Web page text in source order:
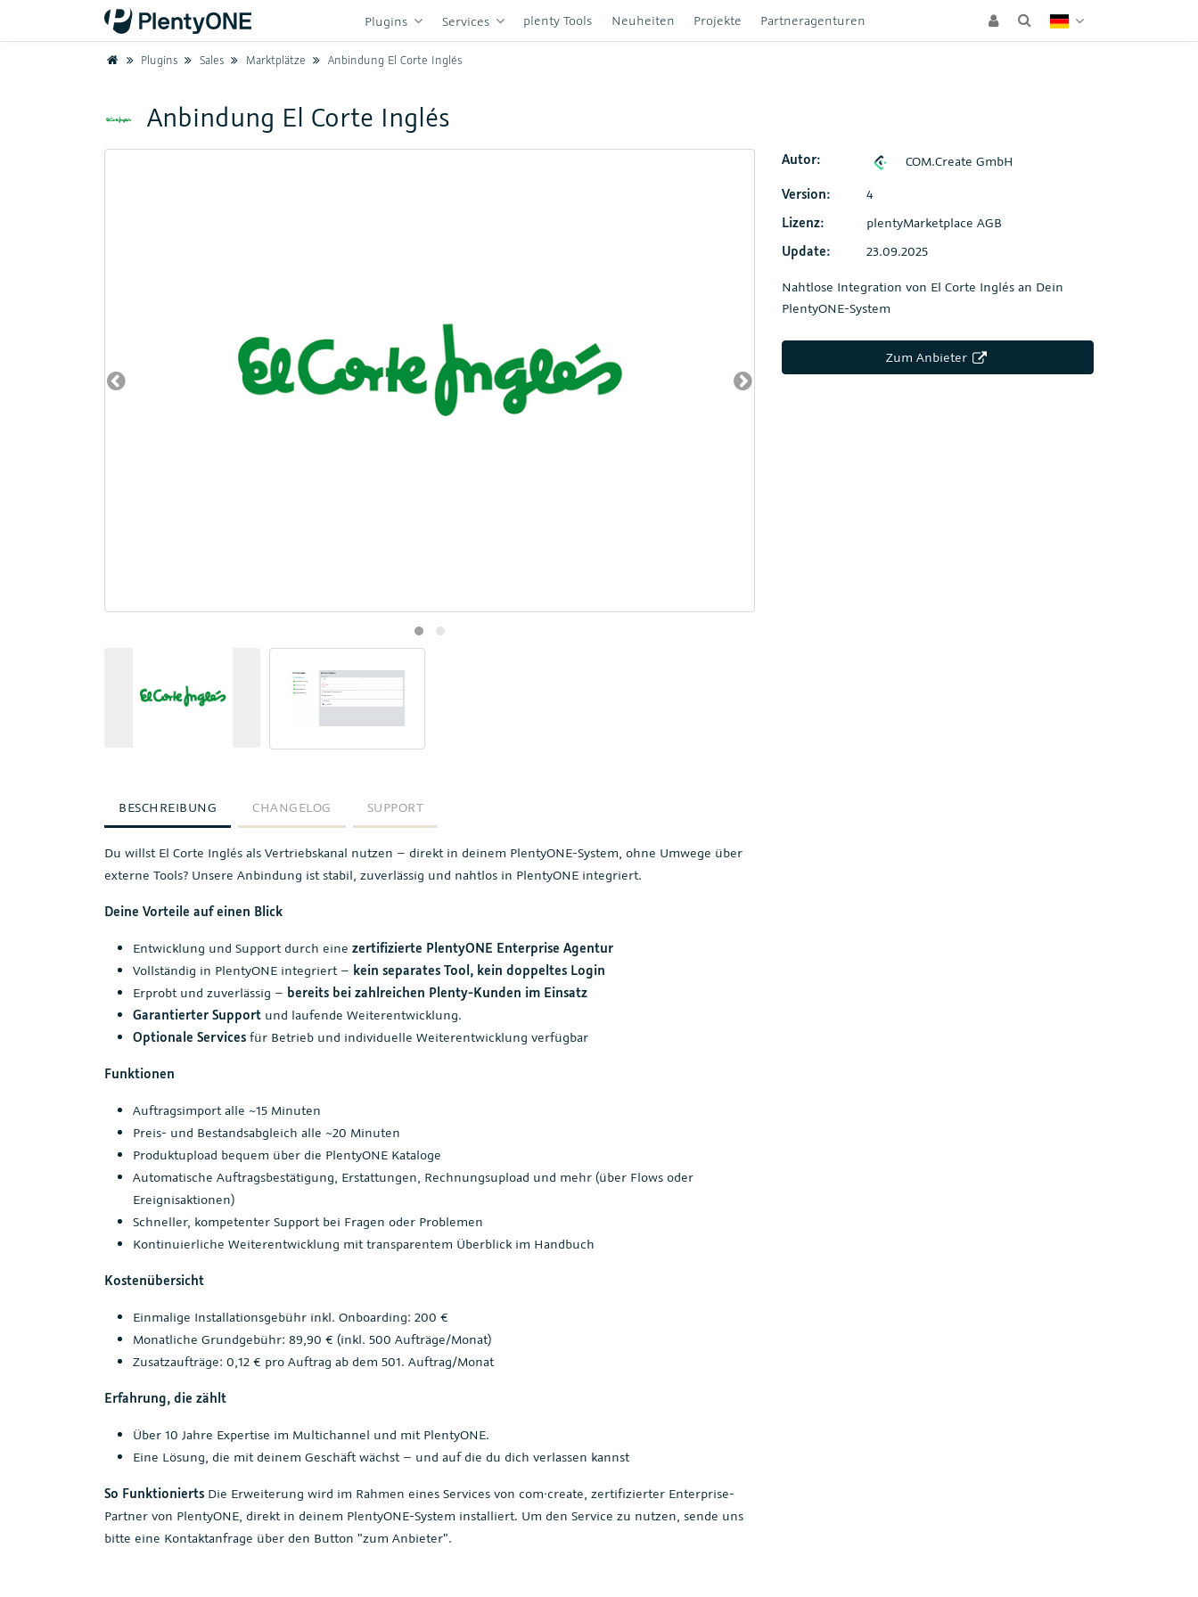
Plugins Services plenty Tools Neuheiten Projekte Partneragenturen
HomePlugins Sales Marktplätze Anbindung El Corte Inglés
Anbindung El Corte Inglés
Autor:
COM.Create GmbH
Version:
4
Lizenz:
plentyMarketplace AGB
Update:
23.09.2025
Nahtlose Integration von El Corte Inglés an Dein
PlentyONE-System
Zum Anbieter
BESCHREIBUNG CHANGELOG SUPPORT
Du willst El Corte Inglés als Vertriebskanal nutzen – direkt in deinem PlentyONE-System, ohne Umwege über
externe Tools? Unsere Anbindung ist stabil, zuverlässig und nahtlos in PlentyONE integriert.
Deine Vorteile auf einen Blick
Entwicklung und Support durch eine zertifizierte PlentyONE Enterprise Agentur
Vollständig in PlentyONE integriert – kein separates Tool, kein doppeltes Login
Erprobt und zuverlässig – bereits bei zahlreichen Plenty-Kunden im Einsatz
Garantierter Support und laufende Weiterentwicklung.
Optionale Services für Betrieb und individuelle Weiterentwicklung verfügbar
Funktionen
Auftragsimport alle ~15 Minuten
Preis- und Bestandsabgleich alle ~20 Minuten
Produktupload bequem über die PlentyONE Kataloge
Automatische Auftragsbestätigung, Erstattungen, Rechnungsupload und mehr (über Flows oder
Ereignisaktionen)
Schneller, kompetenter Support bei Fragen oder Problemen
Kontinuierliche Weiterentwicklung mit transparentem Überblick im Handbuch
Kostenübersicht
Einmalige Installationsgebühr inkl. Onboarding: 200 €
Monatliche Grundgebühr: 89,90 € (inkl. 500 Aufträge/Monat)
Zusatzaufträge: 0,12 € pro Auftrag ab dem 501. Auftrag/Monat
Erfahrung, die zählt
Über 10 Jahre Expertise im Multichannel und mit PlentyONE.
Eine Lösung, die mit deinem Geschäft wächst – und auf die du dich verlassen kannst
So Funktionierts Die Erweiterung wird im Rahmen eines Services von com·create, zertifizierter Enterprise-
Partner von PlentyONE, direkt in deinem PlentyONE-System installiert. Um den Service zu nutzen, sende uns
bitte eine Kontaktanfrage über den Button "zum Anbieter".